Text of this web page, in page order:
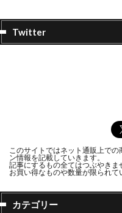
Twitter
このサイトではネット通販上で
ン情報を記載していきます。
記事にするもの全てはつぶやきま
お買い得なものや数量が限られて
カテゴリー